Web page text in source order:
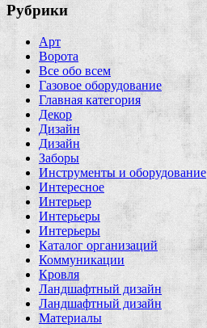
Рубрики
Арт
Ворота
Все обо всем
Газовое оборудование
Главная категория
Декор
Дизайн
Дизайн
Заборы
Инструменты и оборудование
Интересное
Интерьер
Интерьеры
Интерьеры
Каталог организаций
Коммуникации
Кровля
Ландшафтный дизайн
Ландшафтный дизайн
Материалы